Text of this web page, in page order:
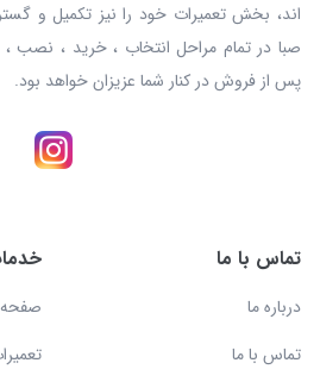
اند، بخش تعمیرات خود را نیز تکمیل و
صبا در تمام مراحل انتخاب ، خرید ، نصب ،
پس از فروش در کنار شما عزیزان خواهد بود.
تماس با ما
درباره ما
تماس با ما